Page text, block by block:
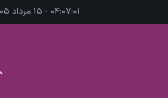
۰۴:۰۷:۰۲ - ۱۵ مرداد ۱۴۰۵